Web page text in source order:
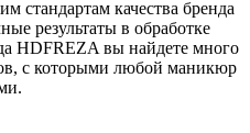
стандартам качества бренда
результаты в обработке
HDFREZA вы найдете много
с которыми любой маникюр